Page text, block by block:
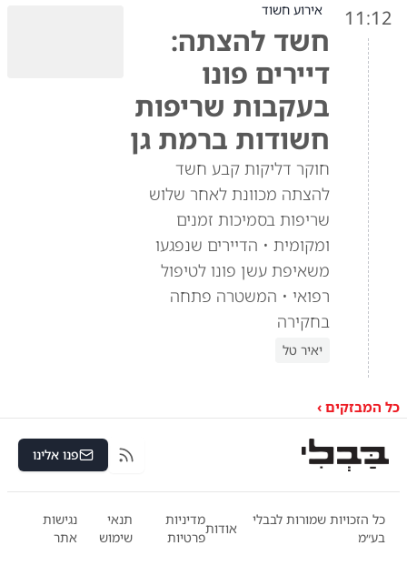
11:12 אירוע חשוד
חשד להצתה:
דיירים פונו
בעקבות שריפות
חשודות ברמת גן
חוקר דליקות קבע חשד
להצתה מכוונת לאחר שלוש
שריפות בסמיכות זמנים
ומקומית • הדיירים שנפגעו
משאיפת עשן פונו לטיפול
רפואי • המשטרה פתחה
בחקירה
יאיר טל
כל המבזקים ›
RSS פנו אלינו
כל הזכויות שמורות לבבלי
בע״מ
אודות
מדיניות
פרטיות
תנאי
שימוש
נגישות
אתר